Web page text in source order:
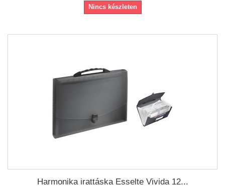
Nincs készleten
Harmonika irattáska Esselte Vivida 12...